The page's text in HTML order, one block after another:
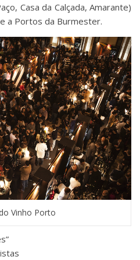
Casa da Calçada, Amarante)
a Portos da Burmester.
Vinho Porto